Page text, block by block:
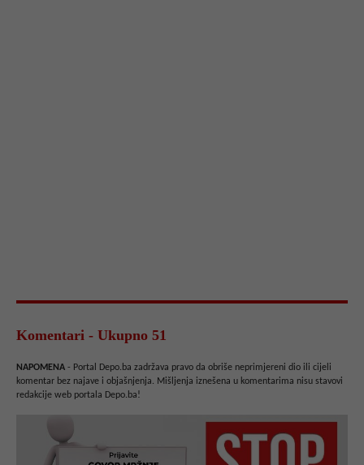
Komentari - Ukupno 51
NAPOMENA - Portal Depo.ba zadržava pravo da obriše neprimjereni dio ili cijeli
komentar bez najave i objašnjenja. Mišljenja iznešena u komentarima nisu stavovi
redakcije web portala Depo.ba!